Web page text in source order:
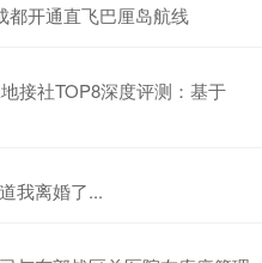
都开通直飞巴厘岛航线
接社TOP8深度评测：基于
我离婚了...